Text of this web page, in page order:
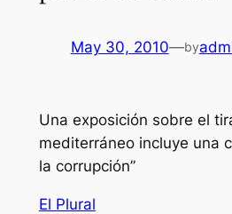
May 30, 2010—by
Una exposición sobre el
mediterráneo incluye una
la corrupción”
El Plural